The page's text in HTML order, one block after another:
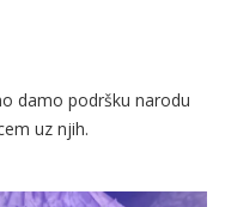
damo podršku narodu
uz njih.